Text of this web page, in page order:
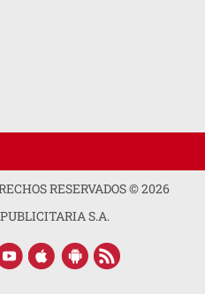
RESERVADOS ©2026
S.A.